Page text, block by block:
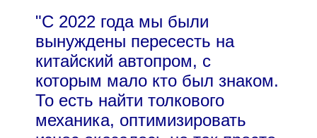
"С 2022 года мы были
вынуждены пересесть на
китайский автопром, с
которым мало кто был знаком.
То есть найти толкового
механика, оптимизировать